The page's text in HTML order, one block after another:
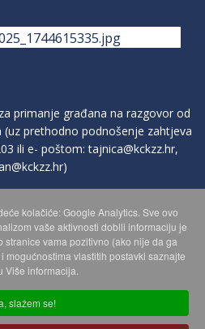
primanje građana na razgovor od
(uz prethodno podnošenje zahtjeva
ili e- poštom:tajnica@kckzz.hr,
)
OSOBNIH PODATAKA
WEBA
- križevačka županija. Sva prava
kolačiće: Google Analytics. Sve ovo
vaše aktivnosti dobili informaciju je
stranice vama pozitivno (ako nije da ga
mogućnostima vlastitih postavki saznajte
Više informacija.
slažem se!